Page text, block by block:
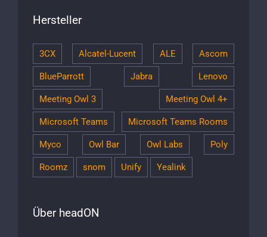
Hersteller
3CX Alcatel-Lucent ALE Ascom
BlueParrott Jabra Lenovo
Meeting Owl 3 Meeting Owl 4+
Microsoft Teams Microsoft Teams Rooms
Myco Owl Bar Owl Labs Poly
Roomz snom Unify Yealink
Über headON